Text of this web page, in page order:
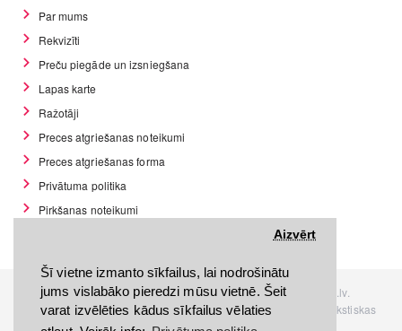
Šī vietne izmanto sīkfailus, lai nodrošinātu
jums vislabāko pieredzi mūsu vietnē. Šeit
varat izvēlēties kādus sīkfailus vēlaties
Aizvērt
Par mums
Rekvizīti
Preču piegāde un izsniegšana
Lapas karte
Ražotāji
Preces atgriešanas noteikumi
Preces atgriešanas forma
Privātuma politika
Pirkšanas noteikumi
Visas tiesības rezervētas. Interneta veikals www.Discomania.lv.
Jebkuras Discomania.lv informācijas pārpublicēšana, bez rakstiskas
atļaujas, stingri aizliegta.